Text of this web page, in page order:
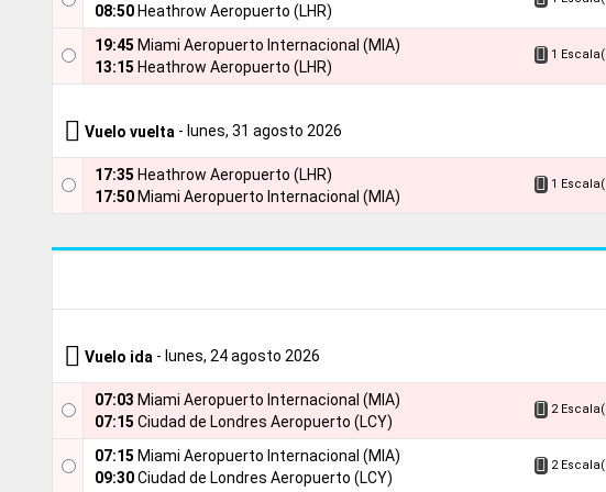
08:50 Heathrow Aeropuerto (LHR)
19:45 Miami Aeropuerto Internacional (MIA)
13:15 Heathrow Aeropuerto (LHR)
1
Vuelo vuelta - lunes, 31 agosto 2026
17:35 Heathrow Aeropuerto (LHR)
17:50 Miami Aeropuerto Internacional (MIA)
1
Vuelo ida - lunes, 24 agosto 2026
07:03 Miami Aeropuerto Internacional (MIA)
07:15 Ciudad de Londres Aeropuerto (LCY)
2
07:15 Miami Aeropuerto Internacional (MIA)
09:30Ciudad de Londres Aeropuerto (LCY)
2